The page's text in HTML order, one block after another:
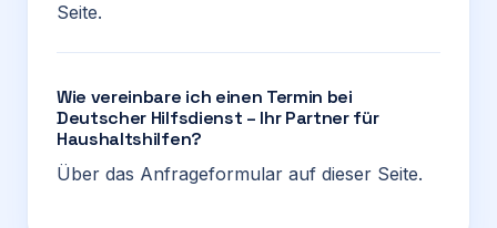
Seite.
Wie vereinbare ich einen Termin bei
Deutscher Hilfsdienst – Ihr Partner für
Haushaltshilfen?
Über das Anfrageformular auf dieser Seite.